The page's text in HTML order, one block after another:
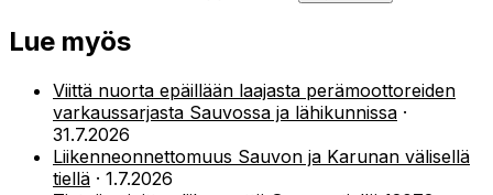
Lue myös
Viittä nuorta epäillään laajasta perämoottoreiden
varkaussarjasta Sauvossa ja lähikunnissa ·
31.7.2026
Liikenneonnettomuus Sauvon ja Karunan välisellä
tiellä · 1.7.2026